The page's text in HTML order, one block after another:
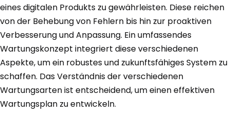
eines digitalen Produkts zu gewährleisten. Diese reichen
von der Behebung von Fehlern bis hin zur proaktiven
Verbesserung und Anpassung. Ein umfassendes
Wartungskonzept integriert diese verschiedenen
Aspekte, um ein robustes und zukunftsfähiges System zu
schaffen. Das Verständnis der verschiedenen
Wartungsarten ist entscheidend, um einen effektiven
Wartungsplan zu entwickeln.